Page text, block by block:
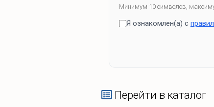
Минимум 10 символов,
Я ознакомлен(а) с
Перейти в каталог